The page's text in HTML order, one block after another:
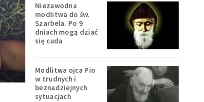
Niezawodna
modlitwa do św.
Szarbela. Po 9
dniach mogą dziać
się cuda
Modlitwa ojca Pio
w trudnych i
beznadziejnych
sytuacjach